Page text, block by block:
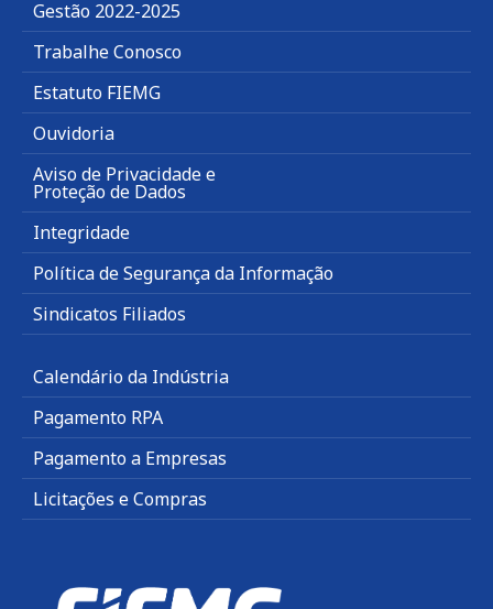
Gestão 2022-2025
Trabalhe Conosco
Estatuto FIEMG
Ouvidoria
Aviso de Privacidade e
Proteção de Dados
Integridade
Política de Segurança da Informação
Sindicatos Filiados
Calendário da Indústria
Pagamento RPA
Pagamento a Empresas
Licitações e Compras